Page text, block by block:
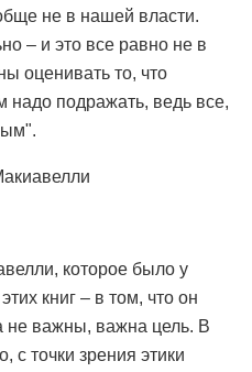
не в нашей власти.
– и это все равно не в
оценивать то, что
подражать, ведь все,
которое было у
книг – в том, что он
не важны, важна цель. В
с точки зрения этики